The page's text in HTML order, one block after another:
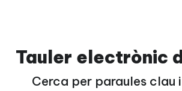
Tauler electrònic
Cerca per paraules clau